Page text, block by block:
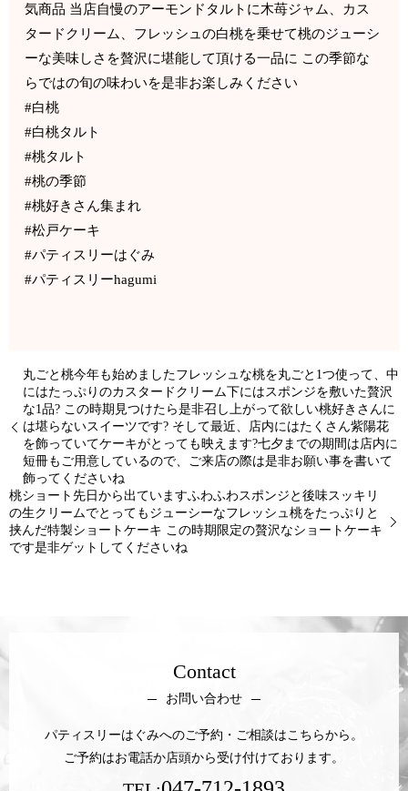
気商品 当店自慢のアーモンドタルトに木苺ジャム、カス
タードクリーム、フレッシュの白桃を乗せて桃のジューシ
ーな美味しさを贅沢に堪能して頂ける一品に この季節な
らではの旬の味わいを是非お楽しみください
#白桃
#白桃タルト
#桃タルト
#桃の季節
#桃好きさん集まれ
#松戸ケーキ
#パティスリーはぐみ
#パティスリーhagumi
丸ごと桃今年も始めましたフレッシュな桃を丸ごと1つ使って、中
にはたっぷりのカスタードクリーム下にはスポンジを敷いた贅沢
な1品? この時期見つけたら是非召し上がって欲しい桃好きさんに
は堪らないスイーツです? そして最近、店内にはたくさん紫陽花
を飾っていてケーキがとっても映えます?七夕までの期間は店内に
短冊もご用意しているので、ご来店の際は是非お願い事を書いて
飾ってくださいね
桃ショート先日から出ていますふわふわスポンジと後味スッキリ
の生クリームでとってもジューシーなフレッシュ桃をたっぷりと
挟んだ特製ショートケーキ この時期限定の贅沢なショートケーキ
です是非ゲットしてくださいね
Contact
お問い合わせ
パティスリーはぐみへのご予約・ご相談はこちらから。
ご予約はお電話か店頭から受け付けております。